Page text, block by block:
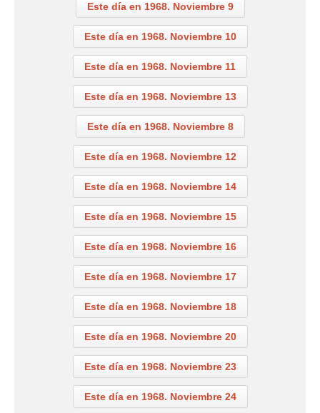
Este día en 1968. Noviembre 9
Este día en 1968. Noviembre 10
Este día en 1968. Noviembre 11
Este día en 1968. Noviembre 13
Este día en 1968. Noviembre 8
Este día en 1968. Noviembre 12
Este día en 1968. Noviembre 14
Este día en 1968. Noviembre 15
Este día en 1968. Noviembre 16
Este día en 1968. Noviembre 17
Este día en 1968. Noviembre 18
Este día en 1968. Noviembre 20
Este día en 1968. Noviembre 23
Este día en 1968. Noviembre 24